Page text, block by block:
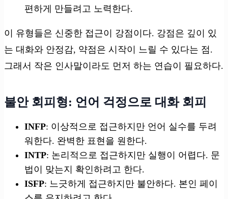
편하게 만들려고 노력한다.
이 유형들은 신중한 접근이 강점이다. 강점은 깊이 있
는 대화와 안정감, 약점은 시작이 느릴 수 있다는 점.
그래서 작은 인사말이라도 먼저 하는 연습이 필요하다.
불안 회피형: 언어 걱정으로 대화 회피
INFP: 이상적으로 접근하지만 언어 실수를 두려
워한다. 완벽한 표현을 원한다.
INTP: 논리적으로 접근하지만 실행이 어렵다. 문
법이 맞는지 확인하려고 한다.
ISFP: 느긋하게 접근하지만 불안하다. 본인 페이